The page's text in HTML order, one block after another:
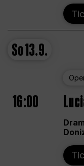
So13.9.
16:00